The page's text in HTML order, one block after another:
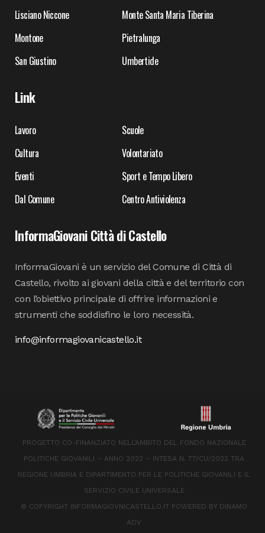
Lisciano Niccone
Monte Santa Maria Tiberina
Montone
Pietralunga
San Giustino
Umbertide
Link
Lavoro
Scuole
Cultura
Volontariato
Eventi
Sport e Tempo Libero
Dal Comune
Centro Antiviolenza
InformaGiovani Città di Castello
InformaGiovani è un servizio del Comune di Città di
Castello, rivolto ai giovani della città e del territorio con
con l’obiettivo principale di offrire informazioni e
strumenti che soddisfino le loro necessità.
info@informagiovanicastello.it
PROGETTO CO-FINANZIATO NELL’AMBITO DEL FONDO NAZIONALE
POLITICHE GIOVANILI – ANNO 2022 – INTESA N. 77/CU/2022 TRA
REGIONE UMBRIA E DIPARTIMENTO PER LE POLITICHE GIOVANILI E IL
SERVIZIO CIVILE UNIVERSALE
© COPYRIGHT INFORMAGIOVNICASTELLO.IT POWERED BY DINAMO
ADV